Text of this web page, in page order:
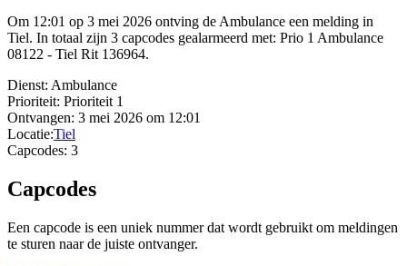
Om 12:01 op 3 mei 2026 ontving de Ambulance een melding in
Tiel. In totaal zijn 3 capcodes gealarmeerd met: Prio 1 Ambulance
08122 - Tiel Rit 136964.
Dienst: Ambulance
Prioriteit: Prioriteit 1
Ontvangen: 3 mei 2026 om 12:01
Locatie:Tiel
Capcodes: 3
Capcodes
Een capcode is een uniek nummer dat wordt gebruikt om meldingen
te sturen naar de juiste ontvanger.